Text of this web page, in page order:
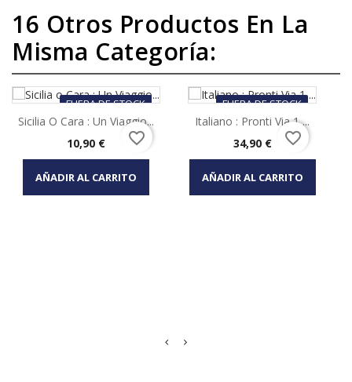
16 Otros Productos En La
Misma Categoría:
FUERA DE STOCK
Sicilia O Cara : Un Viaggio...
Precio
10,90 €
AÑADIR AL CARRITO
favorite_border
FUERA DE STOCK
Italiano : Pronti Via 1,...
Precio
34,90 €
AÑADIR AL CARRITO
favorite_border